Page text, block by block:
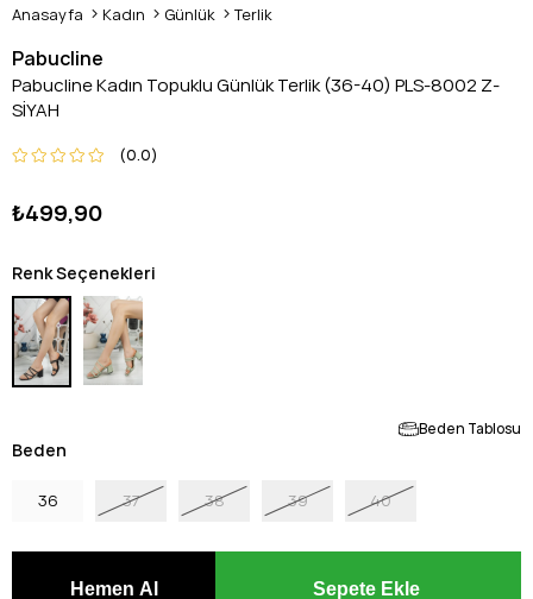
Anasayfa Kadın Günlük Terlik
Pabucline
Pabucline Kadın Topuklu Günlük Terlik (36-40) PLS-8002 Z-
SİYAH
0.0
₺499,90
Renk Seçenekleri
Beden Tablosu
Beden
36 37 38 39 40